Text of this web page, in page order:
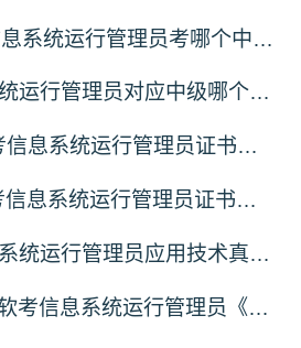
软考考完初级信息系统运行管理员考哪个中级？
软考初级信息系统运行管理员对应中级哪个科目？信息系统运行管理员对应中级报考指南
2026上半年软考信息系统运行管理员证书什么时候能领取？
2026上半年软考信息系统运行管理员证书什么时候发放？怎么发放？
2026年5月信息系统运行管理员应用技术真题（考生回忆版）
2026上半年5月软考信息系统运行管理员《基础知识》真题答案汇总